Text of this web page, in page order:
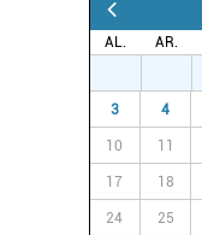
AL. AR.
3 4
10 11
17 18
24 25